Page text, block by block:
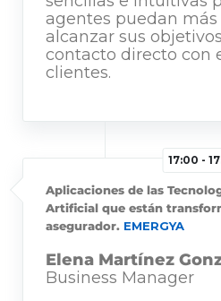
agentes puedan
alcanzar sus
contacto directo con
clientes.
17:00 -
Aplicaciones de las
Artificial que están
asegurador. EMERGYA
Elena Martínez
Business Manager